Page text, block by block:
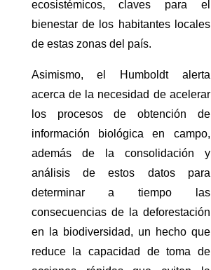
ecosistémicos, claves para el
bienestar de los habitantes locales
de estas zonas del país.
Asimismo, el Humboldt alerta
acerca de la necesidad de acelerar
los procesos de obtención de
información biológica en campo,
además de la consolidación y
análisis de estos datos para
determinar a tiempo las
consecuencias de la deforestación
en la biodiversidad, un hecho que
reduce la capacidad de toma de